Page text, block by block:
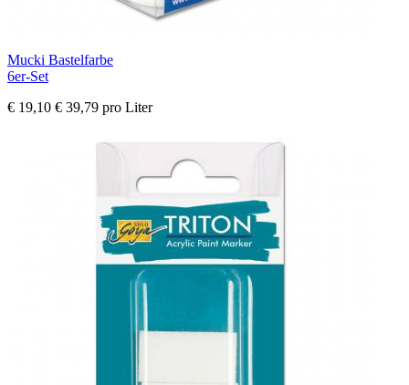
Mucki Bastelfarbe
6er-Set
€ 19,10 € 39,79 pro Liter